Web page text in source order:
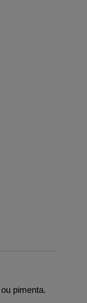
pimenta.